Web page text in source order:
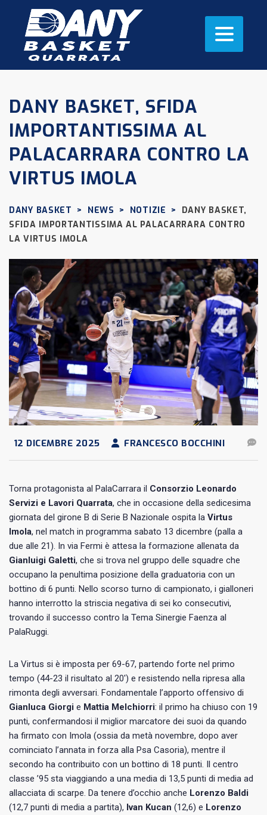
DANY BASKET, SFIDA
IMPORTANTISSIMA AL
PALACARRARA CONTRO LA
VIRTUS IMOLA
DANY BASKET > NEWS > NOTIZIE >
DANY BASKET,
SFIDA IMPORTANTISSIMA AL PALACARRARA CONTRO
LA VIRTUS IMOLA
12 DICEMBRE 2025 FRANCESCO BOCCHINI
Torna protagonista al PalaCarrara il Consorzio Leonardo
Servizi e Lavori Quarrata, che in occasione della sedicesima
giornata del girone B di Serie B Nazionale ospita la Virtus
Imola, nel match in programma sabato 13 dicembre (palla a
due alle 21). In via Fermi è attesa la formazione allenata da
Gianluigi Galetti, che si trova nel gruppo delle squadre che
occupano la penultima posizione della graduatoria con un
bottino di 6 punti. Nello scorso turno di campionato, i gialloneri
hanno interrotto la striscia negativa di sei ko consecutivi,
trovando il successo contro la Tema Sinergie Faenza al
PalaRuggi.
La Virtus si è imposta per 69-67, partendo forte nel primo
tempo (44-23 il risultato al 20′) e resistendo nella ripresa alla
rimonta degli avversari. Fondamentale l’apporto offensivo di
Gianluca Giorgi e Mattia Melchiorri: il primo ha chiuso con 19
punti, confermandosi il miglior marcatore dei suoi da quando
ha firmato con Imola (ossia da metà novembre, dopo aver
cominciato l’annata in forza alla Psa Casoria), mentre il
secondo ha contribuito con un bottino di 18 punti. Il centro
classe ’95 sta viaggiando a una media di 13,5 punti di media ad
allacciata di scarpe. Da tenere d’occhio anche Lorenzo Baldi
(12,7 punti di media a partita), Ivan Kucan (12,6) e Lorenzo